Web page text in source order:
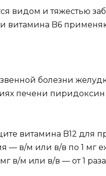
видом и тяжестью
витамина B6
болезни
печени пиридоксин
витамина B12 для
— в/м или в/в по 1 мг
в/м или в/в — от 1